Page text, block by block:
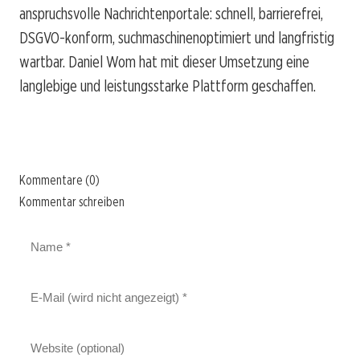
anspruchsvolle Nachrichtenportale: schnell, barrierefrei,
DSGVO-konform, suchmaschinenoptimiert und langfristig
wartbar. Daniel Wom hat mit dieser Umsetzung eine
langlebige und leistungsstarke Plattform geschaffen.
Kommentare (0)
Kommentar schreiben